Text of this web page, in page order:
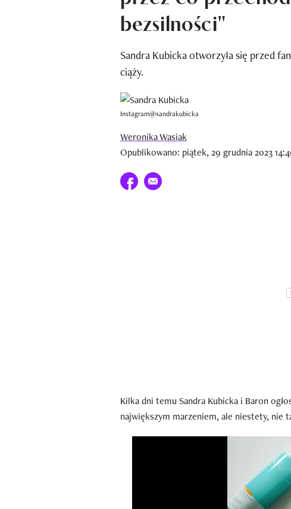
bezsilności"
Sandra Kubicka otworzyła się przed
ciąży.
Instagram@sandrakubicka
Weronika Wasiak
Opublikowano: piątek, 29 grudnia 2023
Udostępnij na facebook
E-mail do przyjaciela
Kilka dni temu Sandra Kubicka i Baron
największym marzeniem, ale niestety, nie